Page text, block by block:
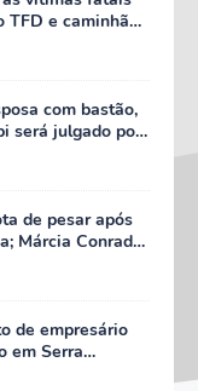
TFD e caminhão
com bastão,
será julgado por
de pesar após
Márcia Conrado
dias em Serra
de empresário
em Serra
do velório da